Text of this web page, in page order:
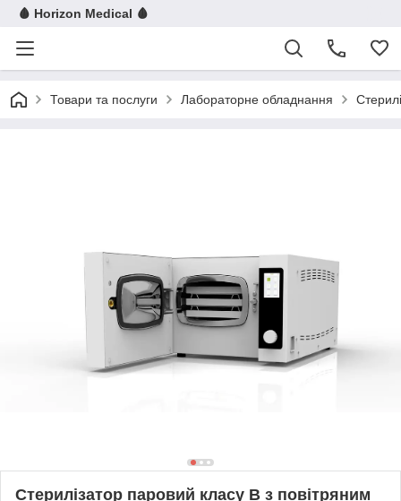
🩸 Horizon Medical 🩸
Товари та послуги Лабораторне обладнання
Стерилізатор паровий класу B з повітряним